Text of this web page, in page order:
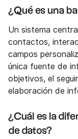
¿Qué es una
Un sistema
contactos,
campos
única fuente de
objetivos, el
elaboración de
¿Cuál es la
de datos?